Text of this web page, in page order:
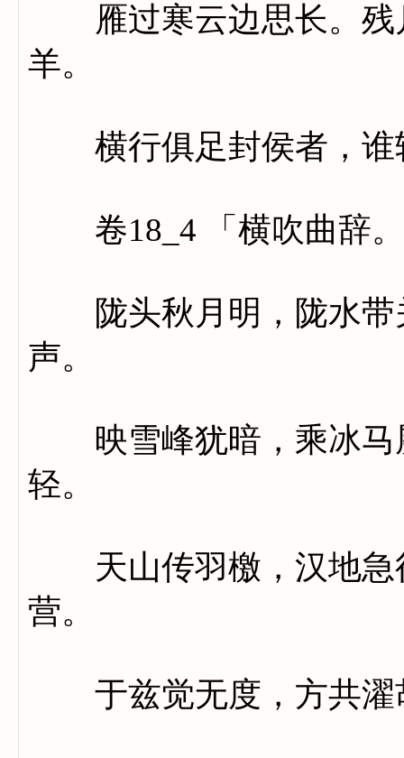
雁过寒云边思长。残
羊。
横行俱足封侯者，谁
卷18_4 「横吹曲辞。
陇头秋月明，陇水带
声。
映雪峰犹暗，乘冰马
轻。
天山传羽檄，汉地急
营。
于兹觉无度，方共濯